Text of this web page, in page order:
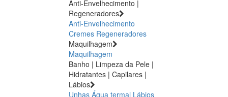
Anti-Envelhecimento |
Regeneradores
Anti-Envelhecimento
Cremes Regeneradores
Maquilhagem
Maquilhagem
Banho | Limpeza da Pele |
Hidratantes | Capilares |
Lábios
Unhas Água termal Lábios